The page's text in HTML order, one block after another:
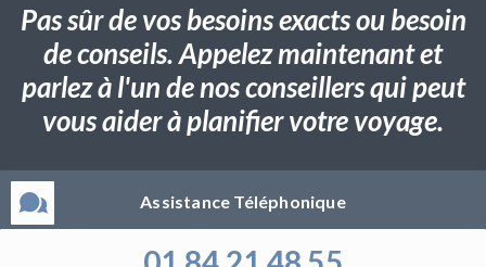
Pas sûr de vos besoins exacts ou besoin
de conseils. Appelez maintenant et
parlez à l'un de nos conseillers qui peut
vous aider à planifier votre voyage.
Assistance Téléphonique